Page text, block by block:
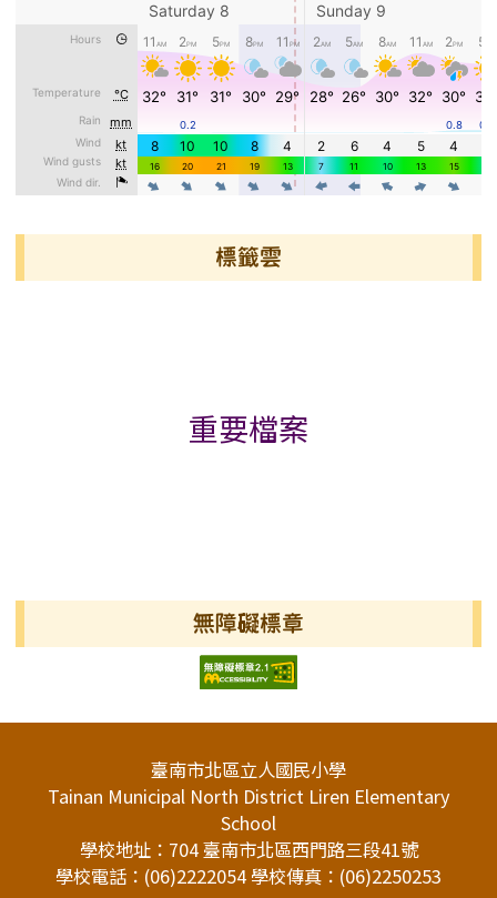
標籤雲
重要檔案
無障礙標章
頁尾區域內容臺南市北區立人國民小學
Tainan Municipal North District Liren Elementary
School
學校地址：704 臺南市北區西門路三段41號
學校電話：(06)2222054 學校傳真：(06)2250253